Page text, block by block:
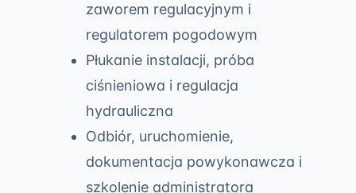
zaworem regulacyjnym i
regulatorem pogodowym
Płukanie instalacji, próba
ciśnieniowa i regulacja
hydrauliczna
Odbiór, uruchomienie,
dokumentacja powykonawcza i
szkolenie administratora